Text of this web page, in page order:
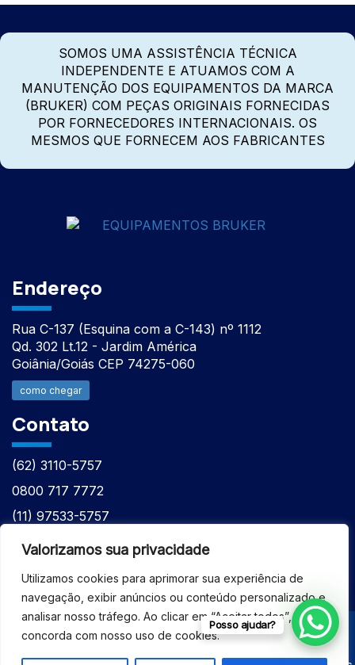
Valorizamos sua privacidade
Utilizamos cookies para aprimorar sua experiência de
navegação, exibir anúncios ou conteúdo personalizado e
analisar nosso tráfego. Ao clicar em “Aceitar todos”, você
concorda com nosso uso de cookies.
SOMOS UMA ASSISTÊNCIA TÉCNICA
INDEPENDENTE E ATUAMOS COM A
MANUTENÇÃO DOS EQUIPAMENTOS DA MARCA
(BRUKER) COM PEÇAS ORIGINAIS FORNECIDAS
POR FORNECEDORES INTERNACIONAIS. OS
MESMOS QUE FORNECEM AOS FABRICANTES
Endereço
Rua C-137 (Esquina com a C-143) nº 1112
Qd. 302 Lt.12 - Jardim América
Goiânia/Goiás CEP 74275-060
como chegar
Contato
(62) 3110-5757
0800 717 7772
(11) 97533-5757
(62) 98610-7777
© 2026 - ASSISTÊNCIA TÉCNICA ESPECIALIZADA
Posso ajudar?